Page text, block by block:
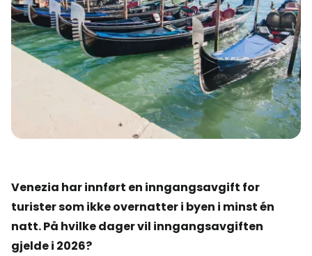
Venezia har innført en inngangsavgift for
turister som ikke overnatter i byen i minst én
natt. På hvilke dager vil inngangsavgiften
gjelde i 2026?